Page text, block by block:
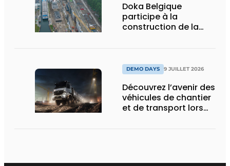
Doka Belgique
participe à la
construction de la
DEMO DAYS 9 JUILLET 2026
Découvrez l’avenir des
véhicules de chantier
et de transport lors